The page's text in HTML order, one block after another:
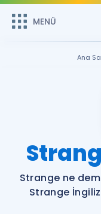
MENÜ
Remzi Hoca ile seni
MENÜ
Katılımcı
Faydalı Araçlar
Ana
Strange ne
Strange